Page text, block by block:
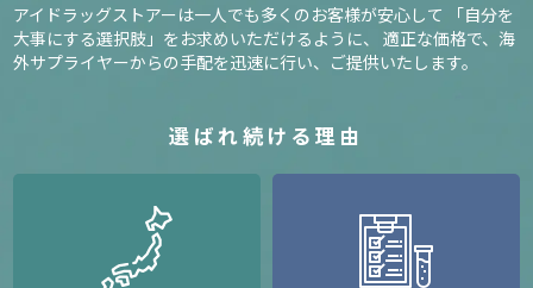
アイドラッグストアーは一人でも多くのお客様が安心して
「自分を
大事にする選択肢」をお求めいただけるように、
適正な価格で、海
外サプライヤーからの手配を迅速に行い、ご提供いたします。
選ばれ続ける理由